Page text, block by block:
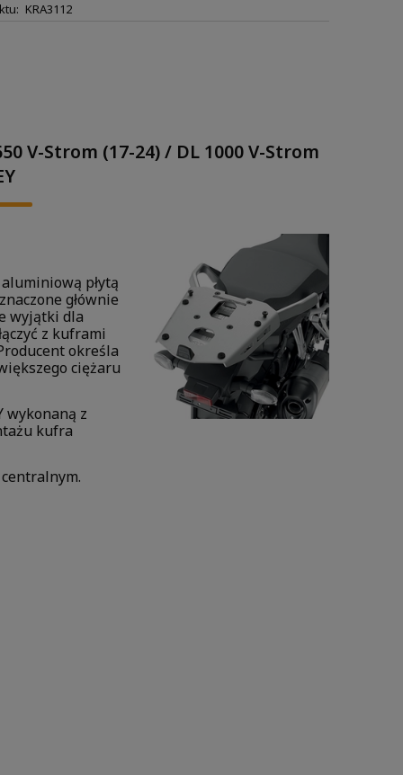
KRA3112
V-Strom (17-24) / DL 1000 V-Strom
płytą
głównie
wyjątki dla
z kuframi
określa
ciężaru
wykonaną z
kufra